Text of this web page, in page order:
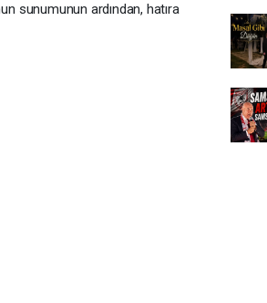
sunumunun ardından, hatıra